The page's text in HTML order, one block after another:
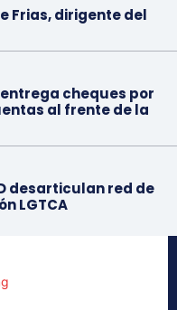
Frias, dirigente del
cheques por
al frente de la
desarticulan red de
LGTCA